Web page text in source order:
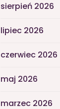
sierpień 2026
lipiec 2026
czerwiec 2026
maj 2026
marzec 2026